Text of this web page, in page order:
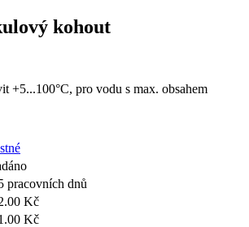
kohout
+5...100°C, pro vodu s max. obsahem
pracovních dnů
Kč
Kč